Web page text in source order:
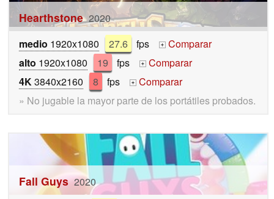
Hearthstone 2020
medio 1920x1080 27.6 fps +
Comparar
alto 1920x1080 19 fps +
Comparar
4K3840x2160 8 fps +
Comparar
» No jugable la mayor parte de los portátiles probados.
Fall Guys 2020